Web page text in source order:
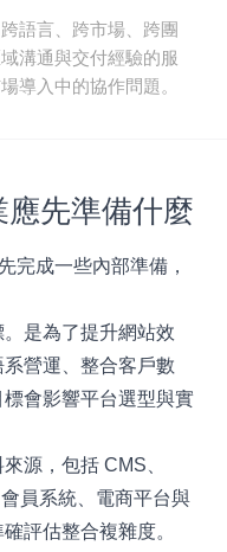
語言、跨市場、跨團
溝通與交付經驗的服
導入中的協作問題。
先準備什麼
完成一些內部準備，
是為了提升網站效
營運、整合客戶數
會影響平台選型與實
源，包括 CMS、
員系統、電商平台與
評估整合複雜度。